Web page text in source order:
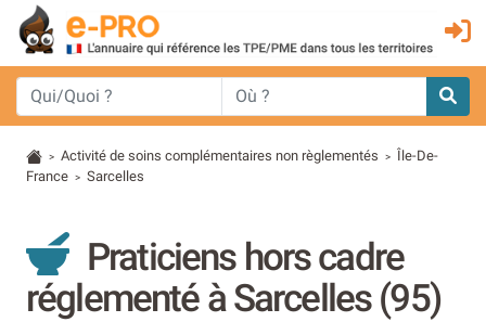
> Activité de soins complémentaires non règlementés > Île-De-
France > Sarcelles
Praticiens hors cadre
réglementé à Sarcelles (95)